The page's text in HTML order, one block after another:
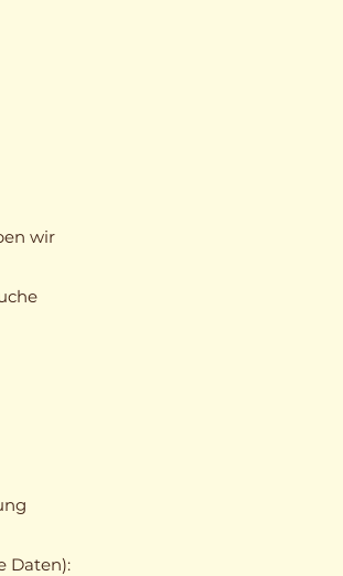
wir
Daten):